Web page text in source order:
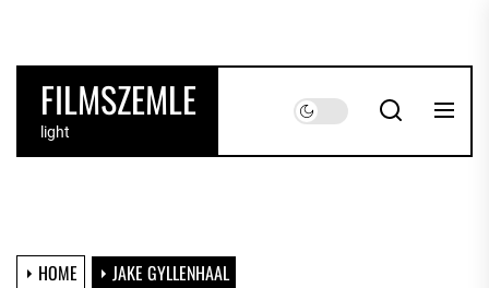
the
contentFILMSZEMLE
light
HOME JAKE GYLLENHAAL